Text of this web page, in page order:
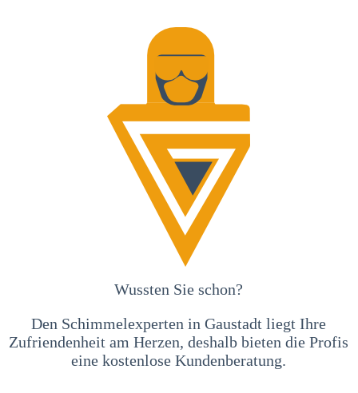
Wussten Sie schon?
Den Schimmelexperten in Gaustadt liegt Ihre
Zufriendenheit am Herzen, deshalb bieten die Profis
eine kostenlose Kundenberatung.